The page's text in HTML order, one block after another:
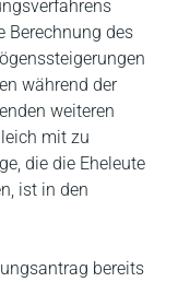
Berechnung des
während der
weiteren
mit zu
die die Eheleute
ist in den
bereits